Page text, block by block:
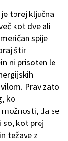
torej ključna
kot dve ali
spije
štiri
ni prisoten le
Prav zato
ko
da se
so, kot prej
težave z